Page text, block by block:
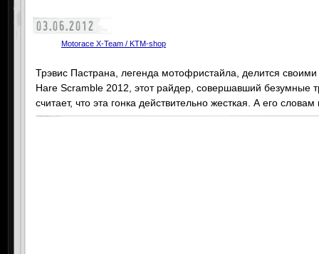
03.06.2012
Motorace X-Team / KTM-shop
Трэвис Пастрана, легенда мотофристайла, делится
Hare Scramble 2012, этот райдер, совершавший безумные
считает, что эта гонка действительно жесткая. А его